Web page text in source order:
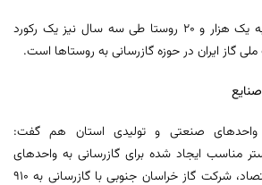
هاشمی افزود: گازرسانی به یک هزار و ۲۰ روستا طی سه سال نیز یک رکورد
گاز ایران در حوزه گازرسانی به روستاها است.
واحدهای صنعتی و تولیدی استان هم گفت:
مناسب ایجاد شده برای گازرسانی به واحدهای
مشمول مصوبه شورای اقتصاد، شرکت گاز خراسان جنوبی با گازرسانی به ۹۱۰